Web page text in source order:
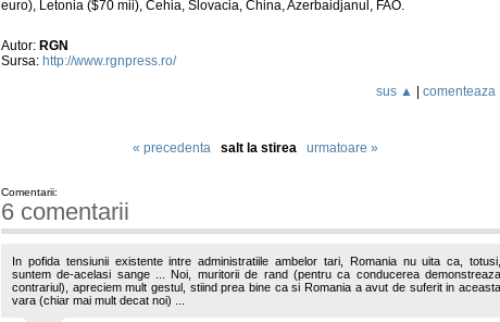
euro), Letonia ($70 mii), Cehia, Slovacia, China, Azerbaidjanul, FAO.
Autor: RGN
Sursa: http://www.rgnpress.ro/
sus ▲
« precedenta salt la stirea urmatoare »
Comentarii:
6 comentarii
In pofida tensiunii existente intre administratiile ambelor tari, Romania nu uita ca, totusi,
suntem de-acelasi sange ... Noi, muritorii de rand (pentru ca conducerea demonstreaza
contrariul), apreciem mult gestul, stiind prea bine ca si Romania a avut de suferit in aceasta
vara (chiar mai mult decat noi) ...